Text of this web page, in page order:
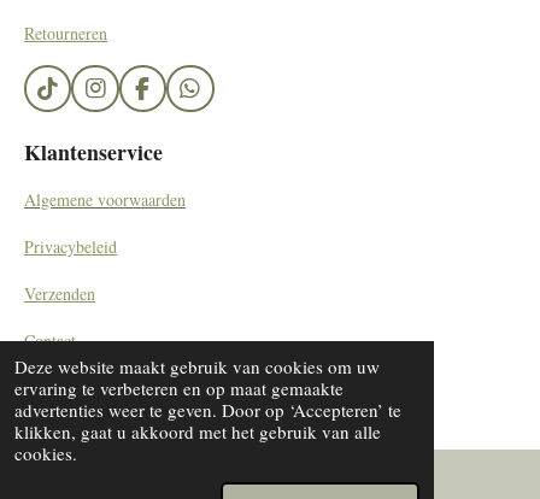
Deze website maakt gebruik van cookies om uw
ervaring te verbeteren en op maat gemaakte
advertenties weer te geven. Door op ‘Accepteren’ te
klikken, gaat u akkoord met het gebruik van alle
cookies.
Retourneren
T
i
T
k
I
n
t
g
a
F
a
c
e
o
W
h
Klantenservice
Algemene voorwaarden
Privacybeleid
Verzenden
Contact
© 2023 - 2024 SieradenByDiana/ by Kemerinkdesign